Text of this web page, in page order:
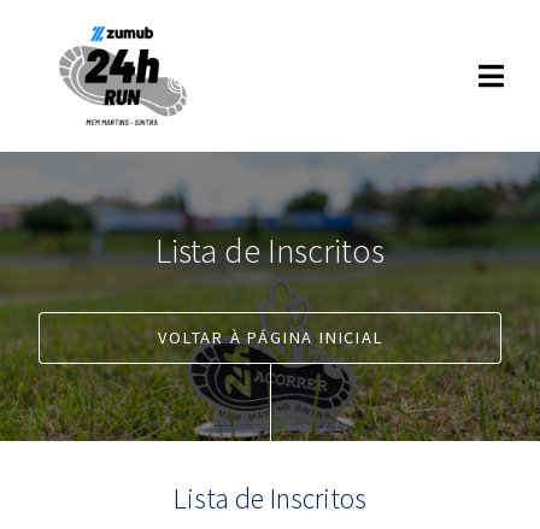
Lista de Inscritos
VOLTAR À PÁGINA INICIAL
Lista de Inscritos